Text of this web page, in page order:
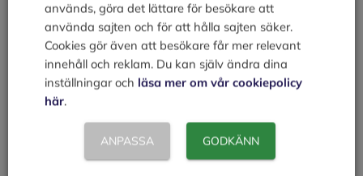
Strategi
Handlingsplan
Kategorier
Marknadsföring
Handlingsplan
Kunder
Lämna en kommentar
används, göra det lättare för besökare att
använda sajten och för att hålla sajten säker.
Cookies gör även att besökare får mer relevant
innehåll och reklam. Du kan själv ändra dina
inställningar och läsa mer om vår cookiepolicy
här.
ANPASSA GODKÄNN